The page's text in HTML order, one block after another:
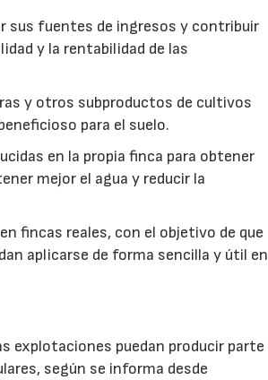
sus fuentes de ingresos y contribuir
y la rentabilidad de las
y otros subproductos de cultivos
para el suelo.
en la propia finca para obtener
mejor el agua y reducir la
fincas reales, con el objetivo de que
aplicarse de forma sencilla y útil en
explotaciones puedan producir parte
según se informa desde